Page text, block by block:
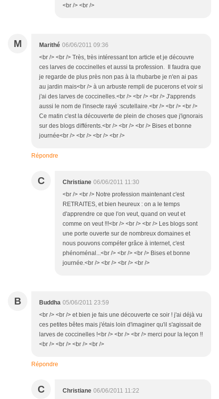
<br /> <br />
M Marithé 06/06/2011 09:36
<br /> <br /> Très, très intéressant ton article et je découvre
ces larves de coccinelles et aussi ta profession. Il faudra que
je regarde de plus près non pas à la rhubarbe je n'en ai pas
au jardin mais<br /> à un arbuste rempli de pucerons et voir si
j'ai des larves de coccinelles.<br /> <br /> <br /> J'apprends
aussi le nom de l'insecte rayé :scutellaire.<br /> <br /> <br />
Ce matin c'est la découverte de plein de choses que j'ignorais
sur des blogs différents.<br /> <br /> <br /> Bises et bonne
journée<br /> <br /> <br /> <br />
Répondre
C Christiane 06/06/2011 11:30
<br /> <br /> Notre profession maintenant c'est
RETRAITES, et bien heureux : on a le temps
d'apprendre ce que l'on veut, quand on veut et
comme on veut !!!<br /> <br /> <br /> Les blogs sont
une porte ouverte sur de nombreux domaines et
nous pouvons compéter grâce à internet, c'est
phénoménal...<br /> <br /> <br /> Bises et bonne
journée.<br /> <br /> <br /> <br />
B Buddha 05/06/2011 23:59
<br /> <br /> et bien je fais une découverte ce soir ! j'ai déjà vu
ces petites bêtes mais j'étais loin d'imaginer qu'il s'agissait de
larves de coccinelles !<br /> <br /> <br /> merci pour la leçon !!
<br /> <br /> <br /> <br />
Répondre
C Christiane 06/06/2011 11:22